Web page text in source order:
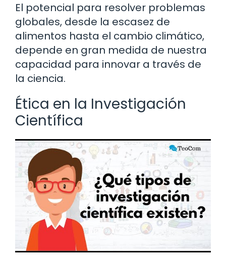
El potencial para resolver problemas
globales, desde la escasez de
alimentos hasta el cambio climático,
depende en gran medida de nuestra
capacidad para innovar a través de
la ciencia.
Ética en la Investigación
Científica